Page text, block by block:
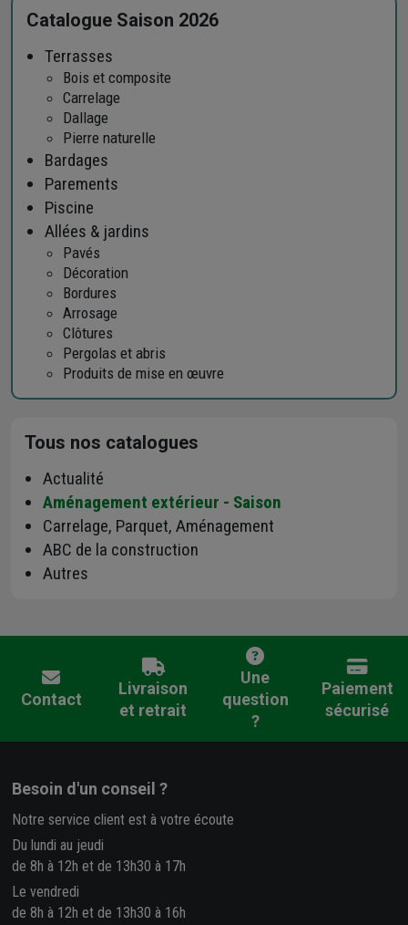
Catalogue Saison 2026
Terrasses
Bois et composite
Carrelage
Dallage
Pierre naturelle
Bardages
Parements
Piscine
Allées & jardins
Pavés
Décoration
Bordures
Arrosage
Clôtures
Pergolas et abris
Produits de mise en œuvre
Tous nos catalogues
Actualité
Aménagement extérieur - Saison
Carrelage, Parquet, Aménagement
ABC de la construction
Autres
Contact
Livraison
et retrait
Une
question
?
Paiement
sécurisé
Besoin d'un conseil ?
Notre service client est à votre écoute
Du lundi au jeudi
de 8h à 12h et de 13h30 à 17h
Le vendredi
de 8h à 12h et de 13h30 à 16h